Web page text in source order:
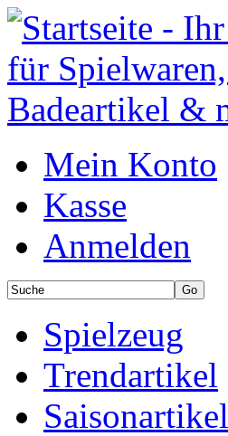
Mein Konto
Kasse
Anmelden
Spielzeug
Trendartikel
Saisonartikel